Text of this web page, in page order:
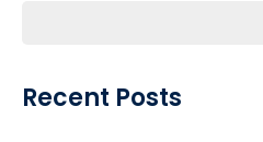
Recent Posts